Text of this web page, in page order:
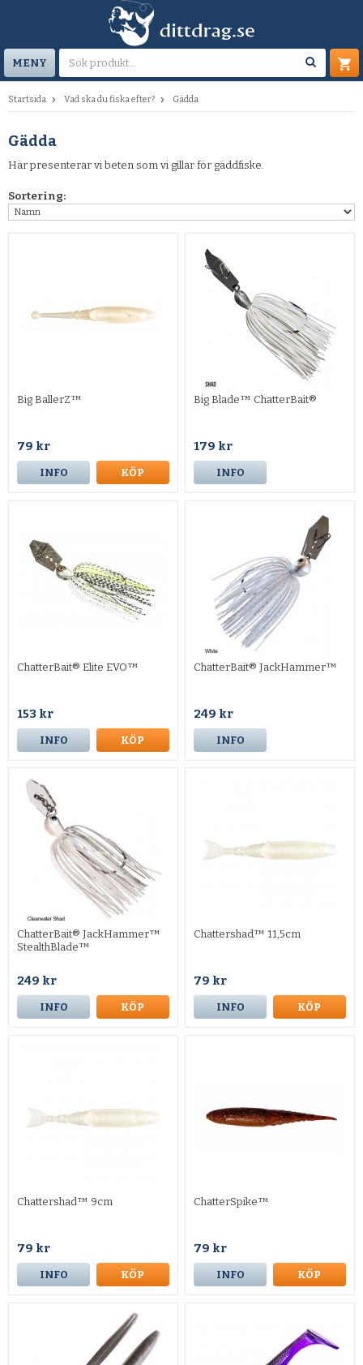
MENY
Startsida Vad ska du fiska efter? Gädda
Gädda
Här presenterar vi beten som vi gillar för gäddfiske.
Sortering:
Big BallerZ™
79 kr
INFO KÖP
Big Blade™ ChatterBait®
179 kr
INFO
ChatterBait® Elite EVO™
153 kr
INFO KÖP
ChatterBait® JackHammer™
249 kr
INFO
ChatterBait® JackHammer™
StealthBlade™
249 kr
INFO KÖP
Chattershad™ 11,5cm
79 kr
INFO KÖP
Chattershad™ 9cm
79 kr
INFO KÖP
ChatterSpike™
79 kr
INFO KÖP